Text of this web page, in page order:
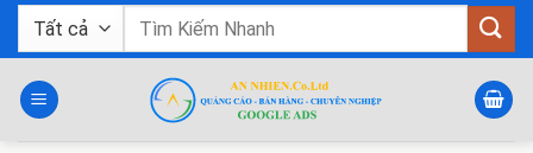
Bỏ
dung
Tìm